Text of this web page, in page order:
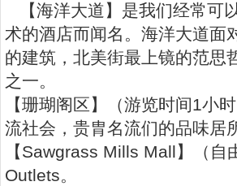
【海洋大道】是我们经常可
术的酒店而闻名。海洋大道面
的建筑，北美街最上镜的范思
之一。
【珊瑚阁区】（游览时间1小
流社会，贵胄名流们的品味居
【Sawgrass Mills Mall】（
Outlets。